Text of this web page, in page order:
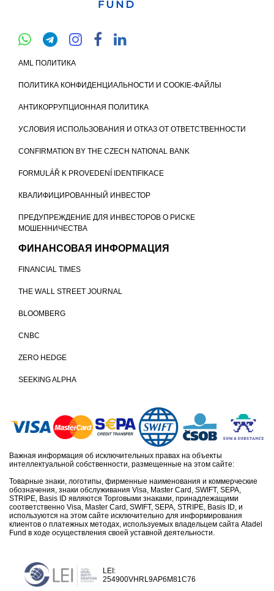
AML ПОЛИТИКА
ПОЛИТИКА КОНФИДЕНЦИАЛЬНОСТИ И COOKIE-ФАЙЛЫ
АНТИКОРРУПЦИОННАЯ ПОЛИТИКА
УСЛОВИЯ ИСПОЛЬЗОВАНИЯ И ОТКАЗ ОТ ОТВЕТСТВЕННОСТИ
CONFIRMATION BY THE CZECH NATIONAL BANK
FORMULÁŘ K PROVEDENÍ IDENTIFIKACE
КВАЛИФИЦИРОВАННЫЙ ИНВЕСТОР
ПРЕДУПРЕЖДЕНИЕ ДЛЯ ИНВЕСТОРОВ О РИСКЕ
МОШЕННИЧЕСТВА
ФИНАНСОВАЯ ИНФОРМАЦИЯ
FINANCIAL TIMES
THE WALL STREET JOURNAL
BLOOMBERG
CNBC
ZERO HEDGE
SEEKING ALPHA
Важная информация об исключительных правах на объекты
интеллектуальной собственности, размещенные на этом сайте:
Товарные знаки, логотипы, фирменные наименования и коммерческие
обозначения, знаки обслуживания Visa, Master Card, SWIFT, SEPA,
STRIPE, Basis ID являются Торговыми знаками, принадлежащими
соответственно Visa, Master Card, SWIFT, SEPA, STRIPE, Basis ID, и
используются на этом сайте исключительно для информирования
клиентов о платежных методах, используемых владельцем сайта Atadel
Fund в ходе осуществления своей уставной деятельности.
LEI:
254900VHRL9AP6M81C76